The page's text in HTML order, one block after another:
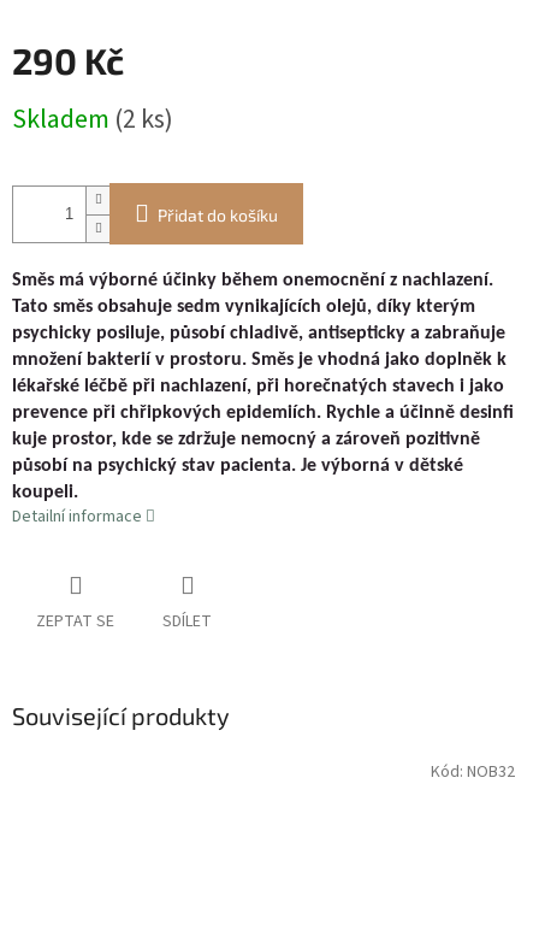
290 Kč
cena:
Skladem (2 ks)
Přidat do košíku
Směs má výborné účinky během onemocnění z nachlazení.
Tato směs obsahuje sedm vynikajících olejů, díky kterým
psychicky posiluje, působí chladivě, antisepticky a zabraňuje
množení bakterií v prostoru. Směs je vhodná jako doplněk k
lékařské léčbě při nachlazení, při horečnatých stavech i jako
prevence při chřipkových epidemiích. Rychle a účinně desinfi
kuje prostor, kde se zdržuje nemocný a zároveň pozitivně
působí na psychický stav pacienta. Je výborná v dětské
koupeli.
Detailní informace
ZEPTAT SE SDÍLET
Související produkty
Kód: NOB32